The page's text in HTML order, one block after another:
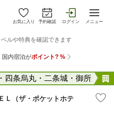
お気に入り 予約確認 ログイン メニュー
四条烏丸・二条城・御所
（ザ・ポケットホテ